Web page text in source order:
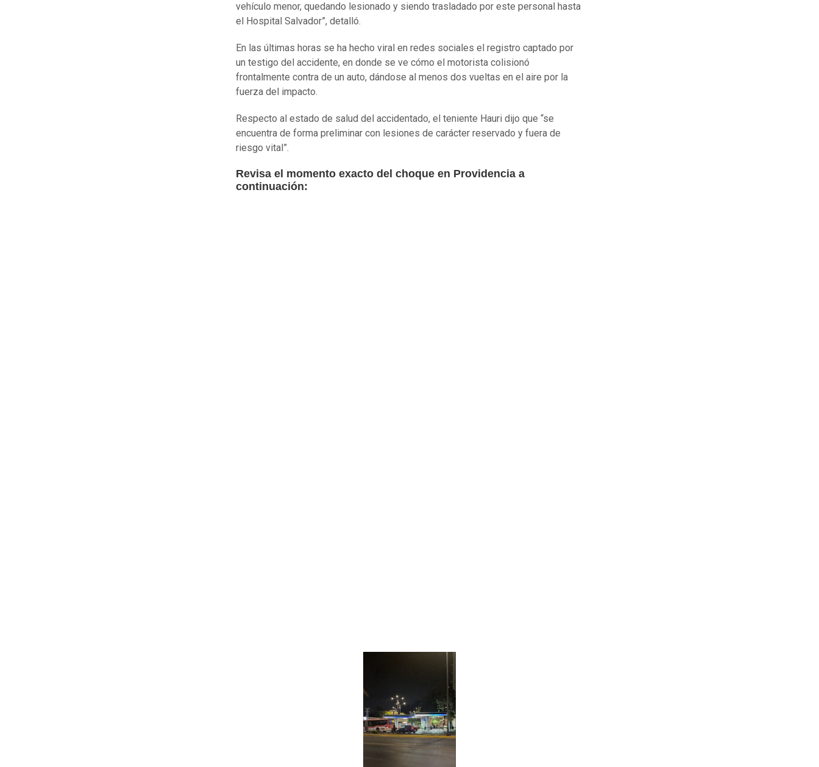
vehículo menor, quedando lesionado y siendo trasladado por este personal hasta
el Hospital Salvador”, detalló.
En las últimas horas se ha hecho viral en redes sociales el registro captado por
un testigo del accidente, en donde se ve cómo el motorista colisionó
frontalmente contra de un auto, dándose al menos dos vueltas en el aire por la
fuerza del impacto.
Respecto al estado de salud del accidentado, el teniente Hauri dijo que “se
encuentra de forma preliminar con lesiones de carácter reservado y fuera de
riesgo vital”.
Revisa el momento exacto del choque en Providencia a
continuación: